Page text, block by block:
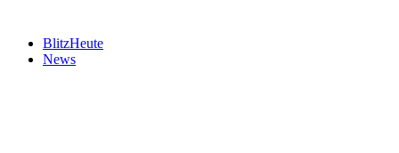
BlitzHeute
News